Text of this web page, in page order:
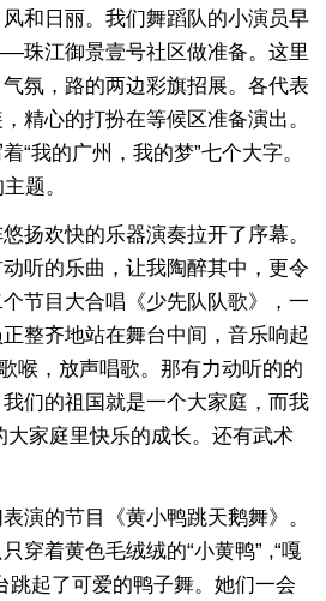
日丽。我们舞蹈队的小演员早
珠江御景壹号社区做准备。这里
氛，路的两边彩旗招展。各代表
精心的打扮在等候区准备演出。
“我的广州，我的梦”七个大字。
题。
欢快的乐器演奏拉开了序幕。
听的乐曲，让我陶醉其中，更令
节目大合唱《少先队队歌》，一
整齐地站在舞台中间，音乐响起
喉，放声唱歌。那有力动听的的
们的祖国就是一个大家庭，而我
家庭里快乐的成长。还有武术
的节目《黄小鸭跳天鹅舞》。
穿着黄色毛绒绒的“小黄鸭” ,“嘎
跳起了可爱的鸭子舞。她们一会